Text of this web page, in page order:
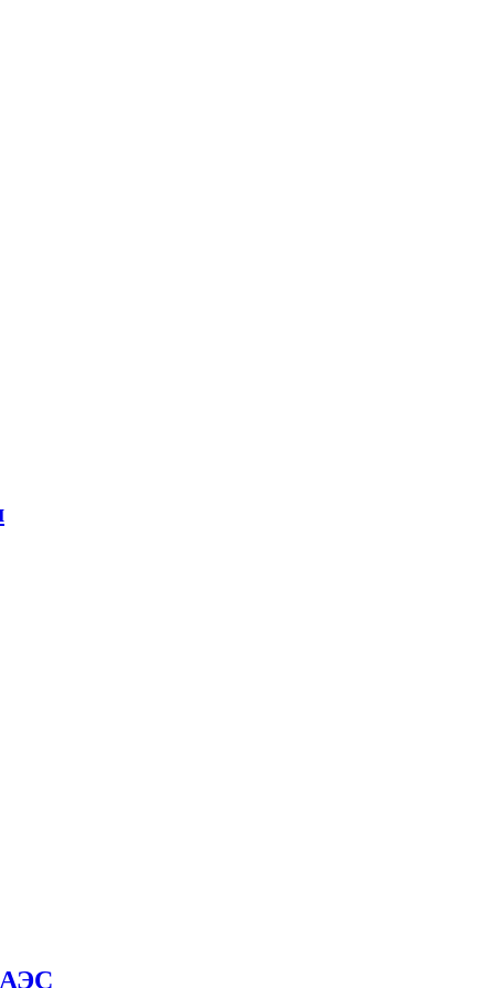
АЭС